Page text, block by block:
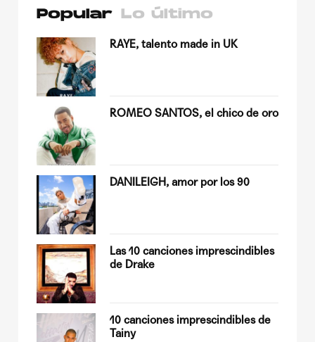
Popular Lo último
RAYE, talento made in UK
ROMEO SANTOS, el chico de oro
DANILEIGH, amor por los 90
Las 10 canciones imprescindibles
de Drake
10 canciones imprescindibles de
Tainy